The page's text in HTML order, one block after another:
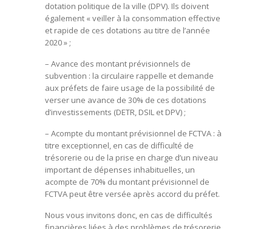
dotation politique de la ville (DPV). Ils doivent
également « veiller à la consommation effective
et rapide de ces dotations au titre de l’année
2020 » ;
– Avance des montant prévisionnels de
subvention : la circulaire rappelle et demande
aux préfets de faire usage de la possibilité de
verser une avance de 30% de ces dotations
d’investissements (DETR, DSIL et DPV) ;
– Acompte du montant prévisionnel de FCTVA : à
titre exceptionnel, en cas de difficulté de
trésorerie ou de la prise en charge d’un niveau
important de dépenses inhabituelles, un
acompte de 70% du montant prévisionnel de
FCTVA peut être versée après accord du préfet.
Nous vous invitons donc, en cas de difficultés